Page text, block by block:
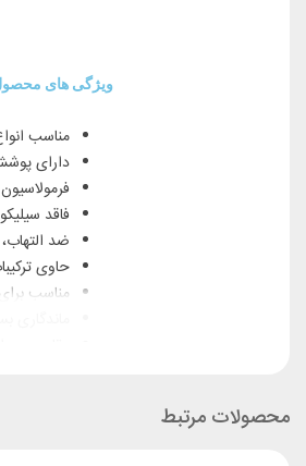
ویژگی های
مناسب
دارای
فاقد
ضد
حاوی
مناسب
محصولات مرتبط